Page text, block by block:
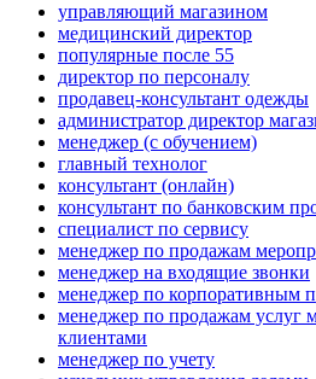
управляющий магазином
медицинский директор
популярные после 55
директор по персоналу
продавец-консультант одежды
администратор директор
менеджер (с обучением)
главный технолог
консультант (онлайн)
консультант по банковским
специалист по сервису
менеджер по продажам
менеджер на входящие звонки
менеджер по корпоративным
менеджер по продажам услуг
клиентами
менеджер по учету